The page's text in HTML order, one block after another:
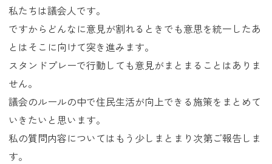
私たちは議会人です。
ですからどんなに意見が割れるときでも意思を統一したあ
とはそこに向けて突き進みます。
スタンドプレーで行動しても意見がまとまることはありま
せん。
議会のルールの中で住民生活が向上できる施策をまとめて
いきたいと思います。
私の質問内容についてはもう少しまとまり次第ご報告しま
す。